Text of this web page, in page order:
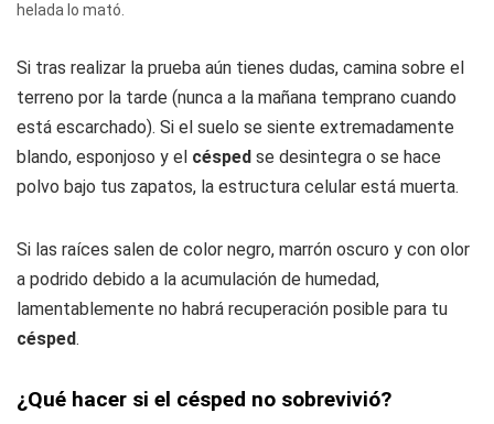
helada lo mató.
Si tras realizar la prueba aún tienes dudas, camina sobre el
terreno por la tarde (nunca a la mañana temprano cuando
está escarchado). Si el suelo se siente extremadamente
blando, esponjoso y el césped se desintegra o se hace
polvo bajo tus zapatos, la estructura celular está muerta.
Si las raíces salen de color negro, marrón oscuro y con olor
a podrido debido a la acumulación de humedad,
lamentablemente no habrá recuperación posible para tu
césped.
¿Qué hacer si el césped no sobrevivió?